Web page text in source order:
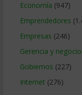
Economía (947)
Emprendedores
Empresas (246)
Gerencia y
Gobiernos (227)
Internet (276)